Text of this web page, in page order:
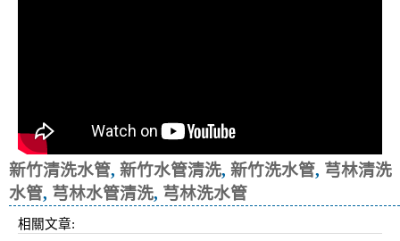
新竹清洗水管, 新竹水管清洗, 新竹洗水管, 芎林清洗
水管, 芎林水管清洗, 芎林洗水管
相關文章: